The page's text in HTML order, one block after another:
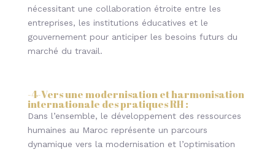
nécessitant une collaboration étroite entre les
entreprises, les institutions éducatives et le
gouvernement pour anticiper les besoins futurs du
marché du travail.
-4-Vers une modernisation et harmonisation
internationale des pratiques RH:
Dans l’ensemble, le développement des ressources
humaines au Maroc représente un parcours
dynamique vers la modernisation et l’optimisation